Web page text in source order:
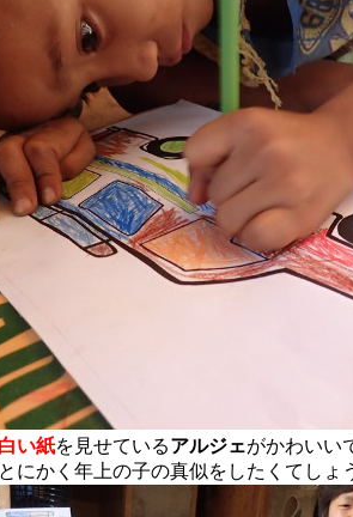
白い紙を見せているアルジェがかわいい
にかく年上の子の真似をしたくてしょ